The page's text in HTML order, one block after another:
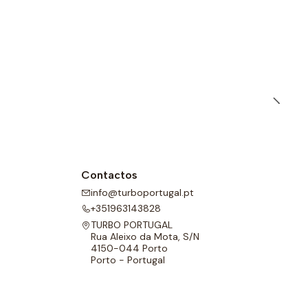
Contactos
info@turboportugal.pt
+351963143828
TURBO PORTUGAL
Rua Aleixo da Mota, S/N
4150-044 Porto
Porto - Portugal